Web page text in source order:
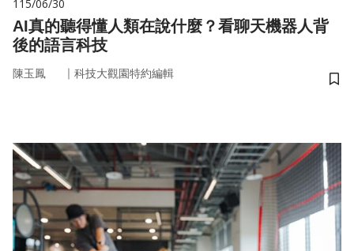
115/06/30
AI真的聽得懂人類在說什麼？看聊天機器人背
後的語言科技
陳玉鳳 ｜ 科技大觀園特約編輯
儲